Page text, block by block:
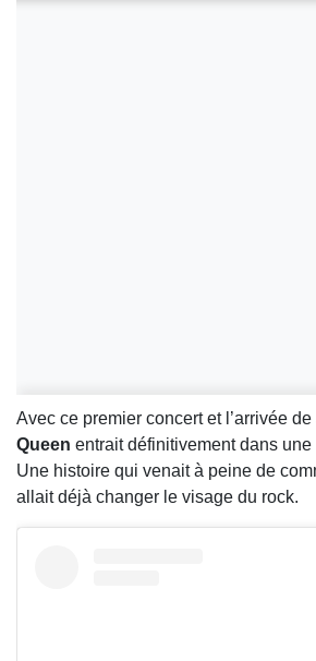
Avec ce premier concert et l’arrivée de
Queen entrait définitivement dans
Une histoire qui venait à peine de
allait déjà changer le visage du rock.